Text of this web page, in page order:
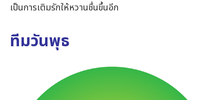
เป็นการเติมรักให้หวานชื่นขึ้นอีก
ทีมวันพุธ